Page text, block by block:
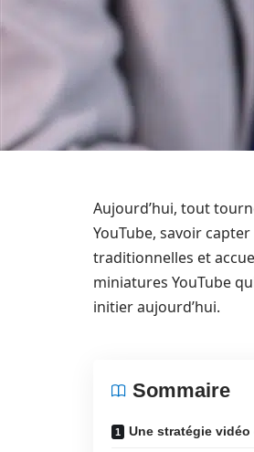
Aujourd’hui, tout
YouTube, savoir
traditionnelles et
miniatures YouTube
initier aujourd’hui.
Sommaire
Une stratégie